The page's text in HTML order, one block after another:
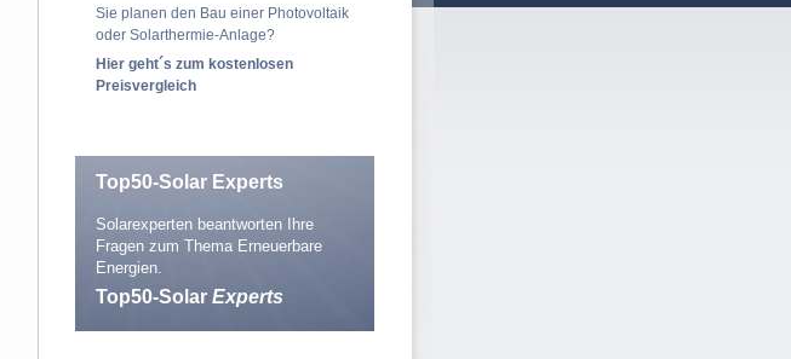
Sie planen den Bau einer Photovoltaik
oder Solarthermie-Anlage?
Hier geht´s zum kostenlosen
Preisvergleich
Top50-Solar Experts
Solarexperten beantworten Ihre
Fragen zum Thema Erneuerbare
Energien.
Top50-Solar Experts